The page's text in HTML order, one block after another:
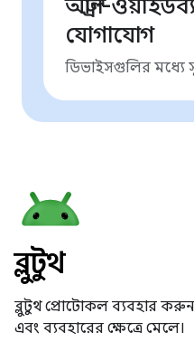
আল্ট্রা-
যোগাযোগ
ডিভাইসগুলির মধ্যে
ব্লুটুথ
ব্লুটুথ প্রোটোকল ব্যবহার
এবং ব্যবহারের ক্ষেত্রে মেলে।